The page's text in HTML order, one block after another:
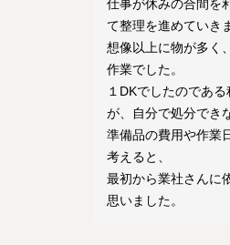
仕事が休みの合間を
て整理を進めていき
想像以上に物が多く
作業でした。
１DKでしたのであ
が、自分で処分でき
準備品の費用や作業
考えると、
最初から業社さんに
思いました。